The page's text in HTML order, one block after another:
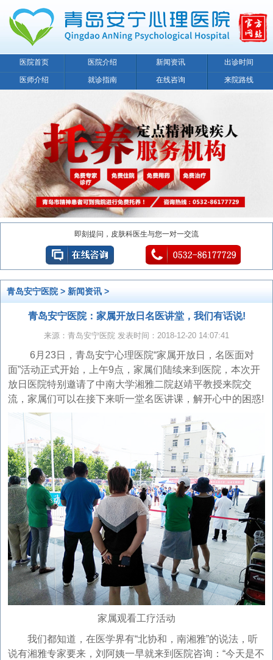
医院首页 医院介绍 新闻资讯 出诊时间
医师介绍 就诊指南 在线咨询 来院路线
即刻提问，皮肤科医生与您一对一交流
青岛安宁医院> 新闻资讯 >
青岛安宁医院：家属开放日名医讲堂，我们有话说!
来源：青岛安宁医院 发表时间：2018-12-20 14:07:41
6月23日，青岛安宁心理医院“家属开放日，名医面对
面”活动正式开始，上午9点，家属们陆续来到医院，本次开
放日医院特别邀请了中南大学湘雅二院赵靖平教授来院交
流，家属们可以在接下来听一堂名医讲课，解开心中的困惑!
家属观看工疗活动
我们都知道，在医学界有“北协和，南湘雅”的说法，听
说有湘雅专家要来，刘阿姨一早就来到医院咨询：“今天是不